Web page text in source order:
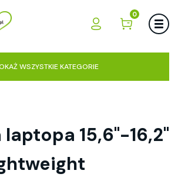
0
WSZYSTKIE KATEGORIE
15,6"-16,2"